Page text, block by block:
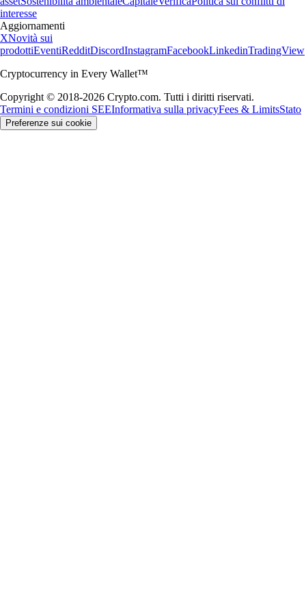
interesse
Aggiornamenti
XNovità sui
prodottiEventiRedditDiscordInstagramFacebookLinkedinTradingView
Cryptocurrency in Every Wallet™
Copyright © 2018-2026 Crypto.com. Tutti i diritti riservati.
Termini e condizioni SEEInformativa sulla privacyFees & LimitsStato
Preferenze sui cookie